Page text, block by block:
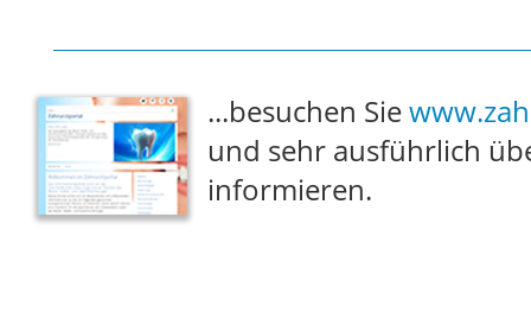
...besuchen Sie
und sehr ausführlich
informieren.